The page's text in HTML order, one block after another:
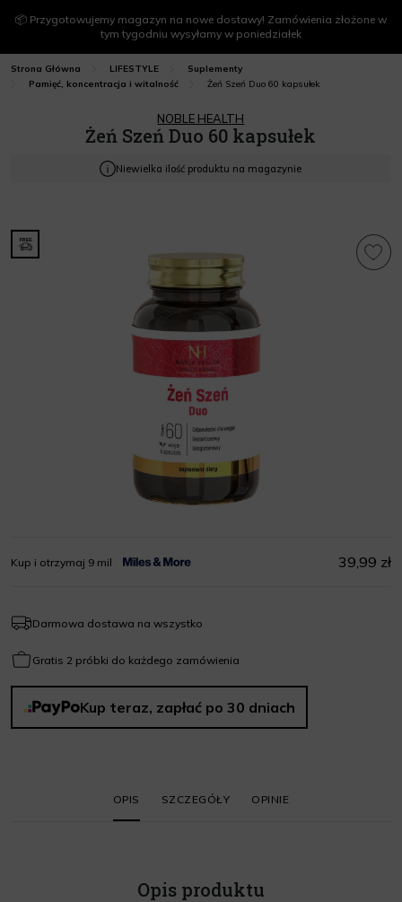
📦 Przygotowujemy magazyn na nowe dostawy! Zamówienia złożone w
tym tygodniu wysyłamy w poniedziałek
Strona Główna LIFESTYLE
Suplementy
Pamięć, koncentracja i witalność
Żeń Szeń Duo 60 kapsułek
NOBLE HEALTH
Żeń Szeń Duo 60 kapsułek
Niewielka ilość produktu na magazynie
Kup i otrzymaj 9 mil 39,99 zł
Darmowa dostawa na wszystko
Gratis 2 próbki do każdego zamówienia
Kup teraz, zapłać po 30 dniach
OPIS SZCZEGÓŁY OPINIE
Opis produktu